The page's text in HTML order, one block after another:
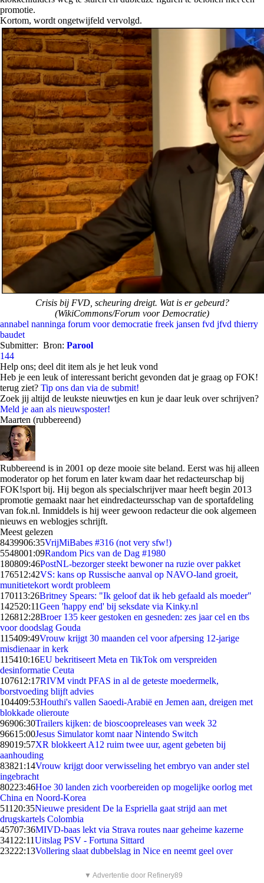
promotie.
Kortom, wordt ongetwijfeld vervolgd.
Crisis bij FVD, scheuring dreigt. Wat is er gebeurd?
(WikiCommons/Forum voor Democratie)
annabel nanninga forum voor democratie freek jansen fvd jfvd thierry
baudet
Submitter: Bron: Parool
144
Help ons; deel dit item als je het leuk vond
Heb je een leuk of interessant bericht gevonden dat je graag op FOK!
terug ziet? Tip ons dan via de submit!
Zoek jij altijd de leukste nieuwtjes en kun je daar leuk over schrijven?
Meld je aan als nieuwsposter!
Maarten (rubbereend)
Rubbereend is in 2001 op deze mooie site beland. Eerst was hij alleen
moderator op het forum en later kwam daar het redacteurschap bij
FOK!sport bij. Hij begon als specialschrijver maar heeft begin 2013
promotie gemaakt naar het eindredacteursschap van de sportafdeling
van fok.nl. Inmiddels is hij weer gewoon redacteur die ook algemeen
nieuws en weblogjes schrijft.
Meest gelezen
8439906:35VrijMiBabes #316 (not very sfw!)
5548001:09Random Pics van de Dag #1980
180809:46PostNL-bezorger steekt bewoner na ruzie over pakket
176512:42VS: kans op Russische aanval op NAVO-land groeit,
munitietekort wordt probleem
170113:26Britney Spears: "Ik geloof dat ik heb gefaald als moeder"
142520:11Geen 'happy end' bij seksdate via Kinky.nl
126812:28Broer 135 keer gestoken en gesneden: zes jaar cel en tbs
voor doodslag Gouda
115409:49Vrouw krijgt 30 maanden cel voor afpersing 12-jarige
misdienaar in kerk
115410:16EU bekritiseert Meta en TikTok om verspreiden
desinformatie Ceuta
107612:17RIVM vindt PFAS in al de geteste moedermelk,
borstvoeding blijft advies
104409:53Houthi's vallen Saoedi-Arabië en Jemen aan, dreigen met
blokkade olieroute
96906:30Trailers kijken: de bioscoopreleases van week 32
96615:00Jesus Simulator komt naar Nintendo Switch
89019:57XR blokkeert A12 ruim twee uur, agent gebeten bij
aanhouding
83821:14Vrouw krijgt door verwisseling het embryo van ander stel
ingebracht
80223:46Hoe 30 landen zich voorbereiden op mogelijke oorlog met
China en Noord-Korea
511 20:35Nieuwe president De la Espriella gaat strijd aan met
drugskartels Colombia
45707:36MIVD-baas lekt via Strava routes naar geheime kazerne
341 22:11Uitslag PSV - Fortuna Sittard
23222:13Vollering slaat dubbelslag in Nice en neemt geel over
▼ Advertentie door Refinery89